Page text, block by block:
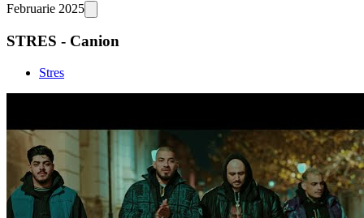
Februarie 2025
STRES - Canion
Stres